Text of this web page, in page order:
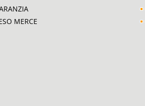
MERCE